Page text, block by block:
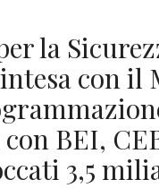
la
con il
BEI,
3,5